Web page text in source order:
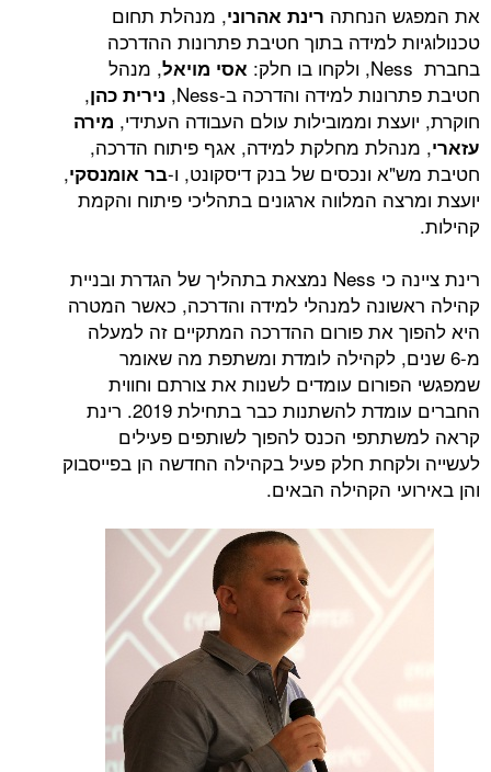
את המפגש הנחתה רינת אהרוני, מנהלת תחום
טכנולוגיות למידה בתוך חטיבת פתרונות ההדרכה
בחברת Ness, ולקחו בו חלק:
אסי מויאל, מנהל
חטיבת פתרונות למידה והדרכה ב-Ness,
נירית כהן,
חוקרת, יועצת וממובילות עולם העבודה העתידי, מירה
עזארי, מנהלת מחלקת למידה, אגף פיתוח הדרכה,
חטיבת מש"א ונכסים של בנק דיסקונט, ו-בר אומנסקי,
יועצת ומרצה המלווה ארגונים בתהליכי פיתוח והקמת
קהילות.
רינת ציינה כי Ness נמצאת בתהליך של הגדרת ובניית
קהילה ראשונה למנהלי למידה והדרכה, כאשר המטרה
היא להפוך את פורום ההדרכה המתקיים זה למעלה
מ-6 שנים, לקהילה לומדת ומשתפת מה שאומר
שמפגשי הפורום עומדים לשנות את צורתם וחווית
החברים עומדת להשתנות כבר בתחילת 2019. רינת
קראה למשתתפי הכנס להפוך לשותפים פעילים
לעשייה ולקחת חלק פעיל בקהילה החדשה הן בפייסבוק
והן באירועי הקהילה הבאים.